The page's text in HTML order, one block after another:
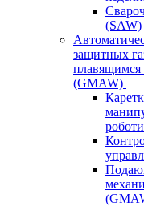
(SAW)
защитных
плавящимся
(GMAW)